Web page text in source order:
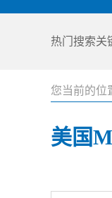
热门搜索关
您当前的位
美国